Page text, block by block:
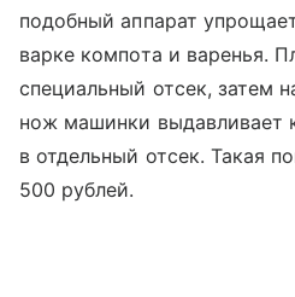
подобный аппарат
варке компота и варенья.
специальный отсек, затем
нож машинки выдавливает
в отдельный отсек. Такая
500 рублей.